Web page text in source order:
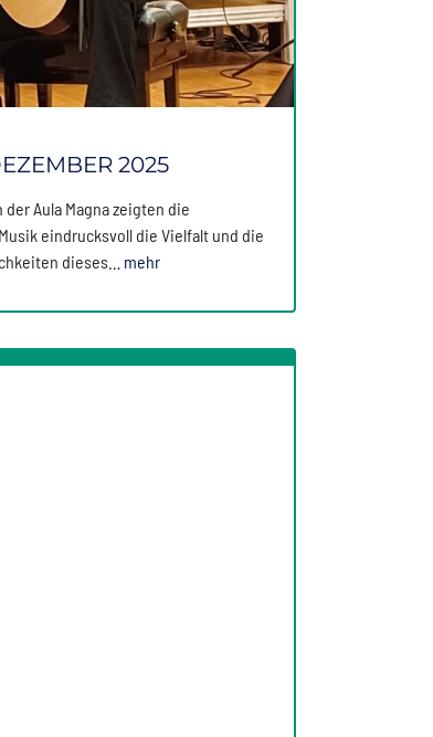
2025
Aula Magna zeigten die
eindrucksvoll die Vielfalt und die
dieses… mehr